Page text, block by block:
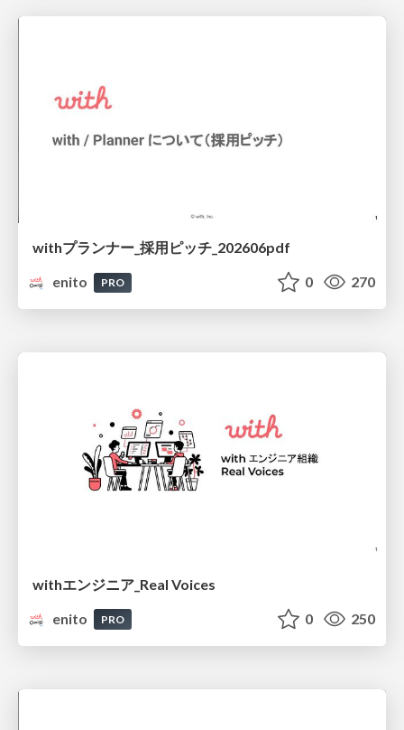
withプランナー_採用ピッチ_202606pdf
enito
PRO 0 270
withエンジニア_Real Voices
enito
PRO 0 250